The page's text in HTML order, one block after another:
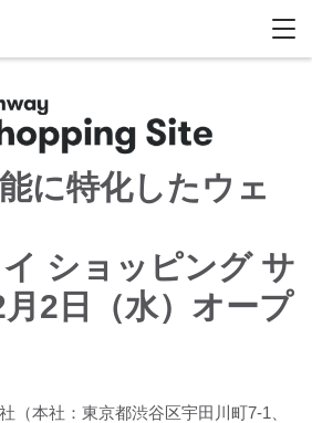
に特化したウェ
イ ショッピング サ
2日（水）オープ
（本社：東京都渋谷区宇田川町7-1、